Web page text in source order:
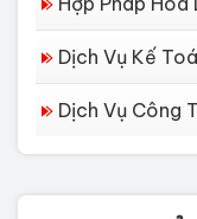
Dịch Vụ Kế
Dịch Vụ Công
Dịch